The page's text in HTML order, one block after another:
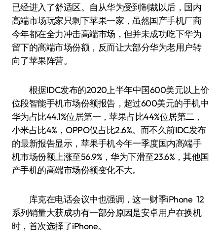
已经进入了舒适区。自从华为受到制裁以后，国内
高端市场玩家只剩下苹果一家，虽然国产手机厂商
今年都在全力冲击高端市场，但并未成功吃下华为
留下的高端市场份额，反而让大部分华为老用户转
向了苹果阵营。
根据IDC发布的2020上半年中国600美元以上价
位段智能手机市场份额报告，超过600美元的手机中
华为占比44.1%位居第一，苹果占比44%位居第二，
小米占比4%，OPPO仅占比2.6%。而不久前IDC发布
的最新报告显示，苹果手机今年一季度国内高端手
机市场份额上涨至56.9%，华为下滑至23.6%，其他国
产手机的高端市场份额变化不大。
库克在电话会议中也强调，这一财季iPhone 12
系列销量大获成功有一部分原因是安卓用户在换机
时，首次选择了iPhone。